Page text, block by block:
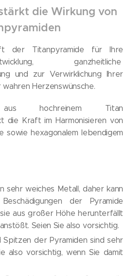
die Wirkung von
der Titanpyramide für Ihre
ganzheitliche
und zur Verwirklichung Ihrer
Herzenswünsche.
aus hochreinem Titan
die Kraft im Harmonisieren von
sowie hexagonalem lebendigem
sehr weiches Metall, daher kann
der Pyramide
aus großer Höhe herunterfällt
Seien Sie also vorsichtig.
Spitzen der Pyramiden sind sehr
also vorsichtig, wenn Sie damit